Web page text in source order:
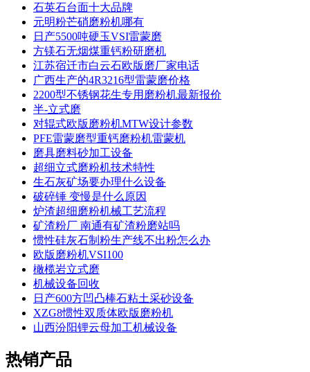
石英石台面十大品牌
元明粉芒硝磨粉机哪有
日产5500吨硬玉VSI雷蒙磨
方镁石无烟煤重钙粉研磨机
江苏宿迁市白云石欧版磨厂家电话
广西生产的4R3216型雷蒙磨价格
2200型不锈钢花生专用磨粉机最新报价
半-立式磨
对辊式欧版磨粉机MTW设计参数
PFE雷蒙磨型重钙磨粉机雷蒙机
磨具磨料砂加工设备
超细立式磨粉机技术特性
生石灰矿场要办理什么设备
破碎锤 变慢是什么原因
炉渣超细磨粉机械工艺流程
矿渣粉厂 南通有矿渣粉磨站吗
惯性硅灰石制粉生产线不出粉怎么办
欧版磨粉机VSI100
橄榄岩立式磨
机械设备回收
日产600方凹凸棒石粘土采砂设备
XZG8惯性双质体欧版磨粉机
山西汾阳锂云母加工机械设备
热销产品